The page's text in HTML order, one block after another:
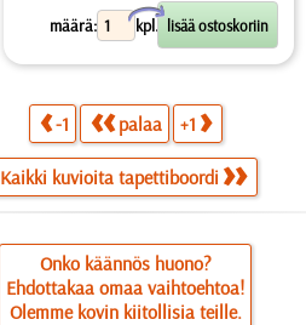
määrä: kpl.
X
-1 palaa +1
Kaikki kuvioita tapettiboordi
Onko käännös huono?
Ehdottakaa omaa vaihtoehtoa!
Olemme kovin kiitollisia teille.